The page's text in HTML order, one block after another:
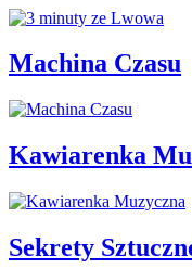
Machina Czasu
Kawiarenka
Sekrety